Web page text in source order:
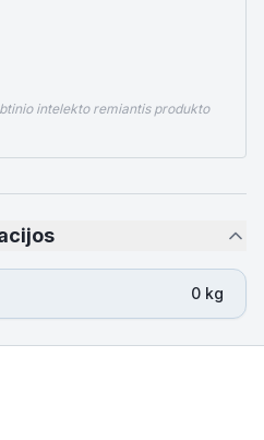
intelekto remiantis produkto
0 kg